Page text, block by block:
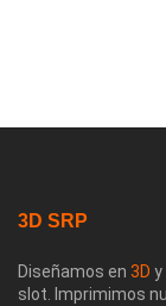
3D SRP
Diseñamos en 3D y
slot. Imprimimos